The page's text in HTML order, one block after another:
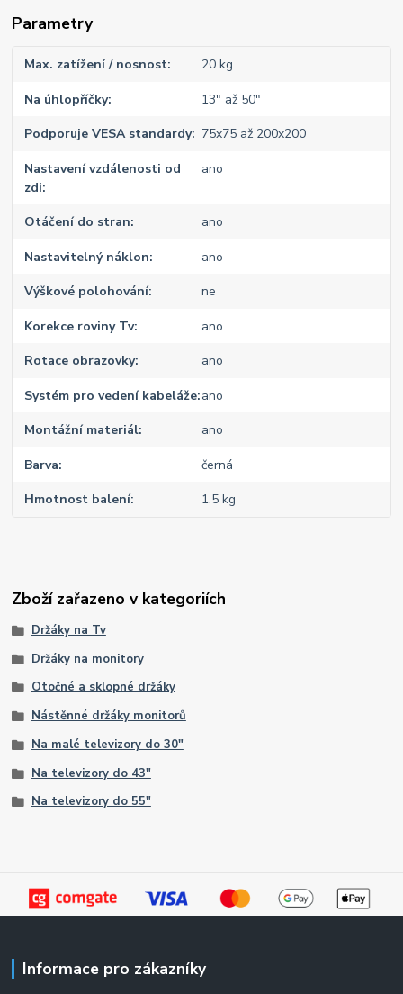
Parametry
Max. zatížení / nosnost 20 kg
Na úhlopříčky 13" až 50"
Podporuje VESA standardy 75x75 až 200x200
Nastavení vzdálenosti od
zdi
ano
Otáčení do stran ano
Nastavitelný náklon ano
Výškové polohování ne
Korekce roviny Tv ano
Rotace obrazovky ano
Systém pro vedení kabeláže ano
Montážní materiál ano
Barva černá
Hmotnost balení 1,5 kg
Zboží zařazeno v kategoriích
Držáky na Tv
Držáky na monitory
Otočné a sklopné držáky
Nástěnné držáky monitorů
Na malé televizory do 30"
Na televizory do 43"
Na televizory do 55"
Informace pro zákazníky